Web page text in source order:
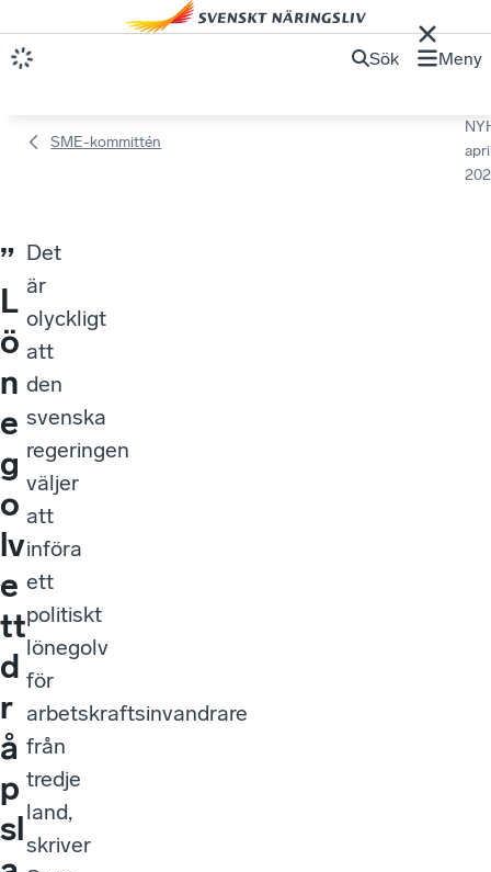
Sök Meny
SME-kommittén
”
L
ö
n
e
g
o
lv
e
tt
d
r
å
p
sl
Det
är
olyckligt
att
den
svenska
regeringen
väljer
att
införa
ett
politiskt
lönegolv
för
arbetskraftsinvandrare
från
tredje
land,
skriver